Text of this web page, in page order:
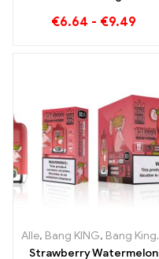
Einweg-E-Zigarette – Dual
€6.64 - €9.49
Alle, Bang KING, Bang King Smart Screen 15000 Puff
Strawberry Watermelon